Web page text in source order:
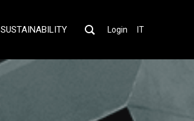
SUSTAINABILITY Login IT